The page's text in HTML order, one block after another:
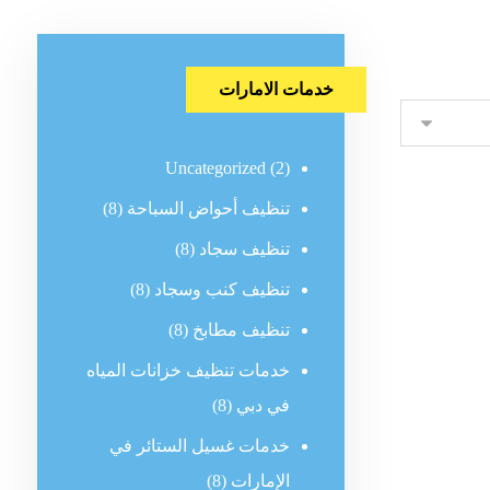
خدمات الامارات
Uncategorized (2)
تنظيف أحواض السباحة (8)
تنظيف سجاد (8)
تنظيف كنب وسجاد (8)
تنظيف مطابخ (8)
خدمات تنظيف خزانات المياه
في دبي (8)
خدمات غسيل الستائر في
الإمارات (8)